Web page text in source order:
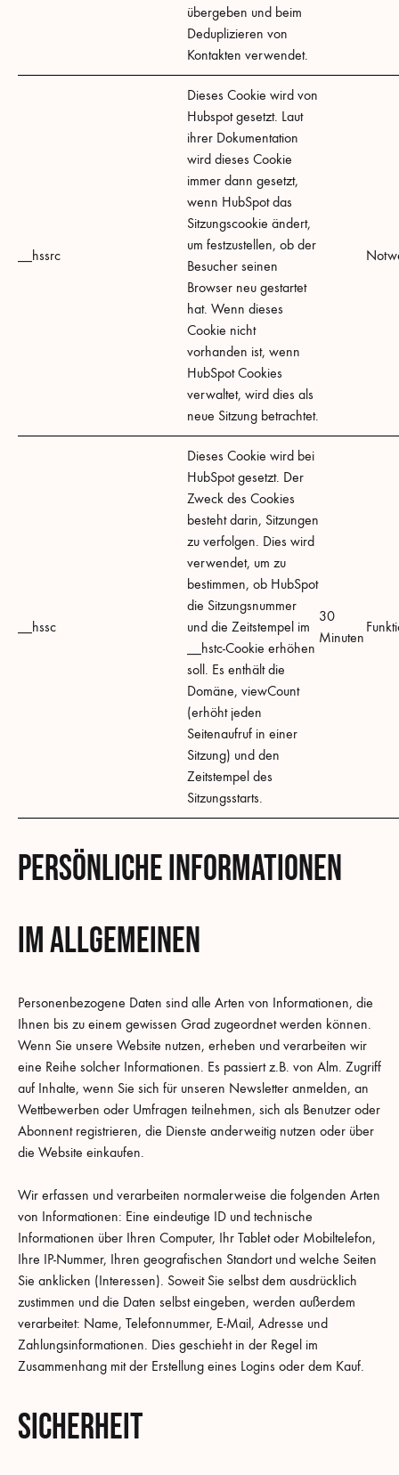
übergeben und beim
Deduplizieren von
Kontakten verwendet.
__hssrc
Dieses Cookie wird von
Hubspot gesetzt. Laut
ihrer Dokumentation
wird dieses Cookie
immer dann gesetzt,
wenn HubSpot das
Sitzungscookie ändert,
um festzustellen, ob der
Besucher seinen
Browser neu gestartet
hat. Wenn dieses
Cookie nicht
vorhanden ist, wenn
HubSpot Cookies
verwaltet, wird dies als
neue Sitzung betrachtet.
__hssc
Dieses Cookie wird bei
HubSpot gesetzt. Der
Zweck des Cookies
besteht darin, Sitzungen
zu verfolgen. Dies wird
verwendet, um zu
bestimmen, ob HubSpot
die Sitzungsnummer
und die Zeitstempel im
__hstc-Cookie erhöhen
soll. Es enthält die
Domäne, viewCount
(erhöht jeden
Seitenaufruf in einer
Sitzung) und den
Zeitstempel des
Sitzungsstarts.
30
Minuten
Persönliche Informationen
Im Allgemeinen
Personenbezogene Daten sind alle Arten von Informationen, die
Ihnen bis zu einem gewissen Grad zugeordnet werden können.
Wenn Sie unsere Website nutzen, erheben und verarbeiten wir
eine Reihe solcher Informationen. Es passiert z.B. von Alm. Zugriff
auf Inhalte, wenn Sie sich für unseren Newsletter anmelden, an
Wettbewerben oder Umfragen teilnehmen, sich als Benutzer oder
Abonnent registrieren, die Dienste anderweitig nutzen oder über
die Website einkaufen.
Wir erfassen und verarbeiten normalerweise die folgenden Arten
von Informationen: Eine eindeutige ID und technische
Informationen über Ihren Computer, Ihr Tablet oder Mobiltelefon,
Ihre IP-Nummer, Ihren geografischen Standort und welche Seiten
Sie anklicken (Interessen). Soweit Sie selbst dem ausdrücklich
zustimmen und die Daten selbst eingeben, werden außerdem
verarbeitet: Name, Telefonnummer, E-Mail, Adresse und
Zahlungsinformationen. Dies geschieht in der Regel im
Zusammenhang mit der Erstellung eines Logins oder dem Kauf.
Sicherheit